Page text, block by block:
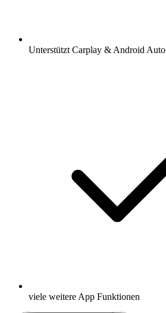
Unterstützt Carplay & Android Auto
viele weitere App Funktionen